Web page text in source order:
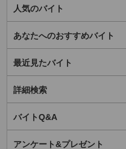
人気のバイト
あなたへのおすすめバイト
最近見たバイト
詳細検索
バイトQ&A
アンケート&プレゼント